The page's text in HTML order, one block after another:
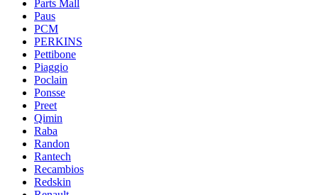
Parts Mall
Paus
PCM
PERKINS
Pettibone
Piaggio
Poclain
Ponsse
Preet
Qimin
Raba
Randon
Rantech
Recambios
Redskin